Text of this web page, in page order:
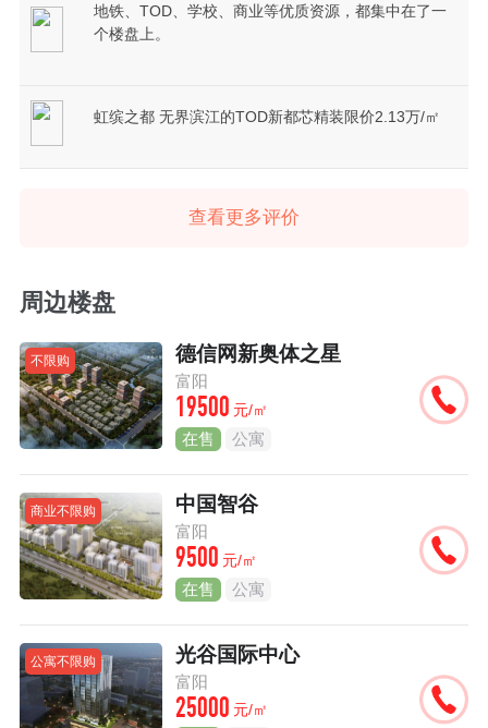
地铁、TOD、学校、商业等优质资源，都集中在了一
个楼盘上。
虹缤之都 无界滨江的TOD新都芯精装限价2.13万/㎡
查看更多评价
周边楼盘
不限购 德信网新奥体之星
富阳
19500 元/㎡
在售 公寓
商业不限购 中国智谷
富阳
9500 元/㎡
在售 公寓
公寓不限购 光谷国际中心
富阳
25000 元/㎡